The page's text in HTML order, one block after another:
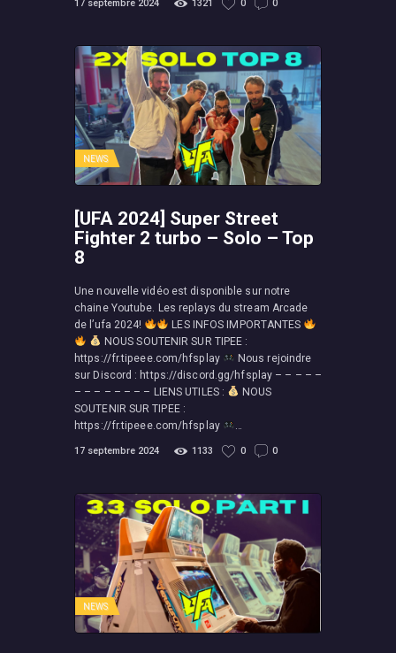
17 septembre 2024 1321 0 0
NEWS
[UFA 2024] Super Street
Fighter 2 turbo – Solo – Top
8
Une nouvelle vidéo est disponible sur notre
chaine Youtube. Les replays du stream Arcade
de l’ufa 2024!
LES INFOS IMPORTANTES
NOUS SOUTENIR SUR TIPEE :
https://fr.tipeee.com/hfsplay
Nous rejoindre
sur Discord : https://discord.gg/hfsplay – – – – –
– – – – – – – – LIENS UTILES :
NOUS
SOUTENIR SUR TIPEE :
https://fr.tipeee.com/hfsplay
…
17 septembre 2024 1133 0 0
NEWS